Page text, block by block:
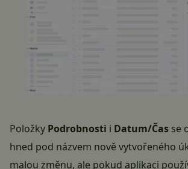
Položky Podrobnosti i Datum/Čas se
hned pod názvem nově vytvořeného
malou změnu, ale pokud aplikaci